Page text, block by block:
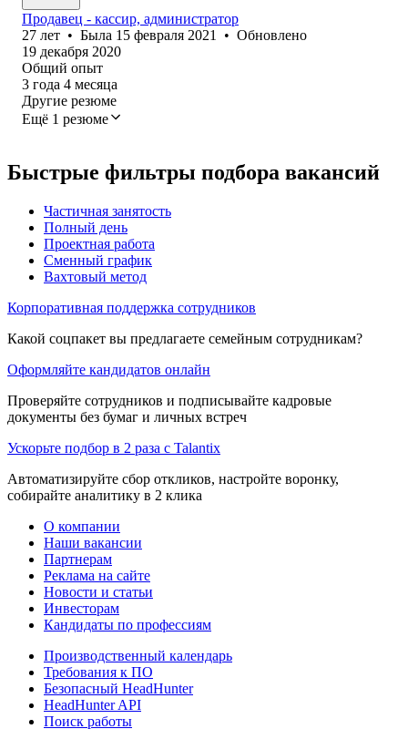
Продавец - кассир, администратор
27 лет • Была 15 февраля 2021 • Обновлено
19 декабря 2020
Общий опыт
3 года 4 месяца
Другие резюме
Ещё 1 резюме
Быстрые фильтры подбора вакансий
Частичная занятость
Полный день
Проектная работа
Сменный график
Вахтовый метод
Корпоративная поддержка сотрудников
Какой соцпакет вы предлагаете семейным сотрудникам?
Оформляйте кандидатов онлайн
Проверяйте сотрудников и подписывайте кадровые
документы без бумаг и личных встреч
Ускорьте подбор в 2 раза с Talantix
Автоматизируйте сбор откликов, настройте воронку,
собирайте аналитику в 2 клика
О компании
Наши вакансии
Партнерам
Реклама на сайте
Новости и статьи
Инвесторам
Кандидаты по профессиям
Производственный календарь
Требования к ПО
Безопасный HeadHunter
HeadHunter API
Поиск работы